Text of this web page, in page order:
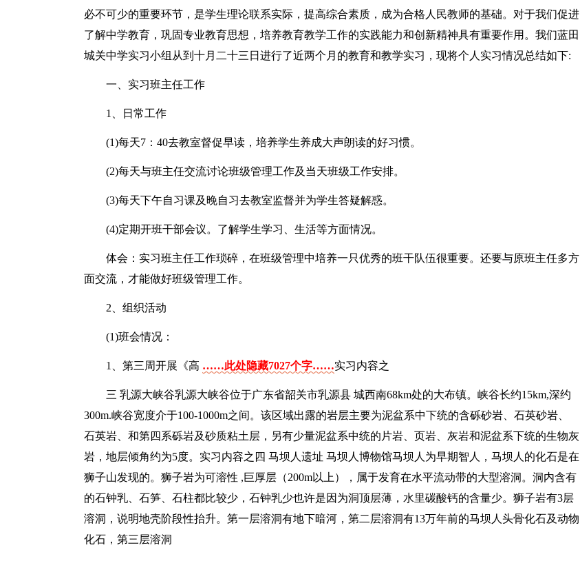
必不可少的重要环节，是学生理论联系实际，提高综合素质，成为合格人民教师的基础。对于我们促进
了解中学教育，巩固专业教育思想，培养教育教学工作的实践能力和创新精神具有重要作用。我们蓝田
城关中学实习小组从到十月二十三日进行了近两个月的教育和教学实习，现将个人实习情况总结如下:
一、实习班主任工作
1、日常工作
(1)每天7：40去教室督促早读，培养学生养成大声朗读的好习惯。
(2)每天与班主任交流讨论班级管理工作及当天班级工作安排。
(3)每天下午自习课及晚自习去教室监督并为学生答疑解惑。
(4)定期开班干部会议。了解学生学习、生活等方面情况。
体会：实习班主任工作琐碎，在班级管理中培养一只优秀的班干队伍很重要。还要与原班主任多方
面交流，才能做好班级管理工作。
2、组织活动
(1)班会情况：
1、第三周开展《高 ……此处隐藏7027个字……实习内容之
三 乳源大峡谷乳源大峡谷位于广东省韶关市乳源县 城西南68km处的大布镇。峡谷长约15km,深约
300m.峡谷宽度介于100-1000m之间。该区域出露的岩层主要为泥盆系中下统的含砾砂岩、石英砂岩、
石英岩、和第四系砾岩及砂质粘土层，另有少量泥盆系中统的片岩、页岩、灰岩和泥盆系下统的生物灰
岩，地层倾角约为5度。实习内容之四 马坝人遗址 马坝人博物馆马坝人为早期智人，马坝人的化石是在
狮子山发现的。狮子岩为可溶性 ,巨厚层（200m以上），属于发育在水平流动带的大型溶洞。洞内含有
的石钟乳、石笋、石柱都比较少，石钟乳少也许是因为洞顶层薄，水里碳酸钙的含量少。狮子岩有3层
溶洞，说明地壳阶段性抬升。第一层溶洞有地下暗河，第二层溶洞有13万年前的马坝人头骨化石及动物
化石，第三层溶洞